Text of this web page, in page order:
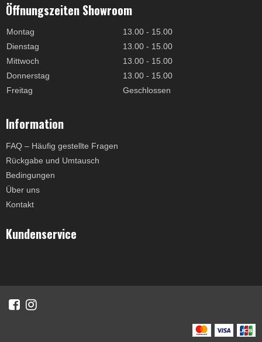
Öffnungszeiten Showroom
Montag
13.00 - 15.00
Dienstag
13.00 - 15.00
Mittwoch
13.00 - 15.00
Donnerstag
13.00 - 15.00
Freitag
Geschlossen
Information
FAQ – Häufig gestellte Fragen
Rückgabe und Umtausch
Bedingungen
Über uns
Kontakt
Kundenservice